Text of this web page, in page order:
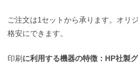
ご注文は1セットから承ります。オリ
格安にできます。
印刷 に利用する機器の特徴：HP社製